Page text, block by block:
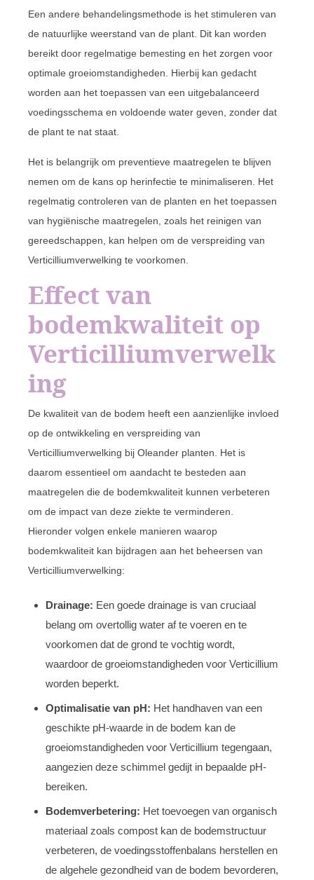
Een andere behandelingsmethode is het stimuleren van
de natuurlijke weerstand van de plant. Dit kan worden
bereikt door regelmatige bemesting en het zorgen voor
optimale groeiomstandigheden. Hierbij kan gedacht
worden aan het toepassen van een uitgebalanceerd
voedingsschema en voldoende water geven, zonder dat
de plant te nat staat.
Het is belangrijk om preventieve maatregelen te blijven
nemen om de kans op herinfectie te minimaliseren. Het
regelmatig controleren van de planten en het toepassen
van hygiënische maatregelen, zoals het reinigen van
gereedschappen, kan helpen om de verspreiding van
Verticilliumverwelking te voorkomen.
Effect van
bodemkwaliteit op
Verticilliumverwelk
ing
De kwaliteit van de bodem heeft een aanzienlijke invloed
op de ontwikkeling en verspreiding van
Verticilliumverwelking bij Oleander planten. Het is
daarom essentieel om aandacht te besteden aan
maatregelen die de bodemkwaliteit kunnen verbeteren
om de impact van deze ziekte te verminderen.
Hieronder volgen enkele manieren waarop
bodemkwaliteit kan bijdragen aan het beheersen van
Verticilliumverwelking:
Drainage: Een goede drainage is van cruciaal
belang om overtollig water af te voeren en te
voorkomen dat de grond te vochtig wordt,
waardoor de groeiomstandigheden voor Verticillium
worden beperkt.
Optimalisatie van pH: Het handhaven van een
geschikte pH-waarde in de bodem kan de
groeiomstandigheden voor Verticillium tegengaan,
aangezien deze schimmel gedijt in bepaalde pH-
bereiken.
Bodemverbetering: Het toevoegen van organisch
materiaal zoals compost kan de bodemstructuur
verbeteren, de voedingsstoffenbalans herstellen en
de algehele gezondheid van de bodem bevorderen,